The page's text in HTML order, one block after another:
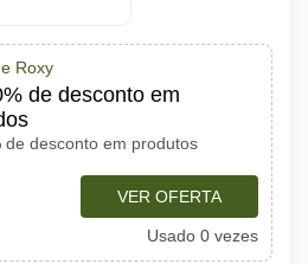
Roxy
de desconto em
de desconto em produtos
VER OFERTA
Usado 0 vezes